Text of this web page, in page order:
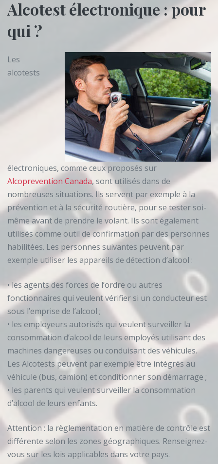
Alcotest électronique : pour
qui ?
Les
alcotests
électroniques, comme ceux proposés sur
Alcoprevention Canada, sont utilisés dans de
nombreuses situations. Ils servent par exemple à la
prévention et à la sécurité routière, pour se tester soi-
même avant de prendre le volant. Ils sont également
utilisés comme outil de confirmation par des personnes
habilitées. Les personnes suivantes peuvent par
exemple utiliser les appareils de détection d’alcool :
• les agents des forces de l’ordre ou autres
fonctionnaires qui veulent vérifier si un conducteur est
sous l’emprise de l’alcool ;
• les employeurs autorisés qui veulent surveiller la
consommation d’alcool de leurs employés utilisant des
machines dangereuses ou conduisant des véhicules.
Les Alcotests peuvent par exemple être intégrés au
véhicule (bus, camion) et conditionner son démarrage ;
• les parents qui veulent surveiller la consommation
d’alcool de leurs enfants.
Attention : la règlementation en matière de contrôle est
différente selon les zones géographiques. Renseignez-
vous sur les lois applicables dans votre pays.